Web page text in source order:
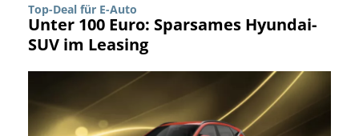
Top-Deal für E-Auto
Unter 100 Euro: Sparsames Hyundai-
SUV im Leasing